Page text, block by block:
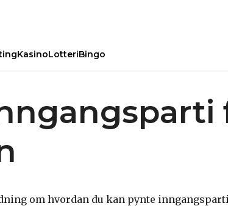
KasinoLotteriBingo
om hvordan du kan pynte